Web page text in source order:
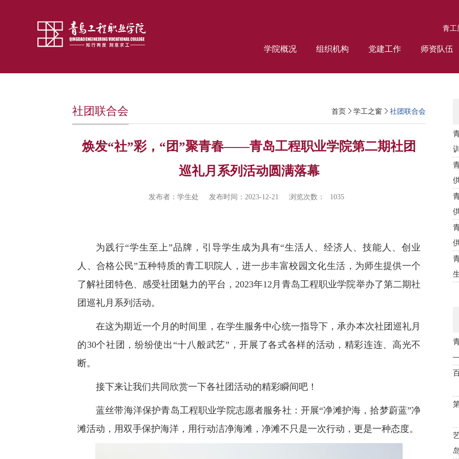
青工
学院概况 组织机构 党建工作 师资队伍
首页 学工之窗 社团联合会
社团联合会
焕发“社”彩，“团”聚青春——青岛工程职业学院第二期社团
巡礼月系列活动圆满落幕
发布者：学生处 发布时间：2023-12-21 浏览次数： 1035
为践行“学生至上”品牌，引导学生成为具有“生活人、经济人、技能人、创业
人、合格公民”五种特质的青工职院人，进一步丰富校园文化生活，为师生提供一个
了解社团特色、感受社团魅力的平台，2023年12月青岛工程职业学院举办了第二期社
团巡礼月系列活动。
在这为期近一个月的时间里，在学生服务中心统一指导下，承办本次社团巡礼月
的30个社团，纷纷使出“十八般武艺”，开展了各式各样的活动，精彩连连、高光不
断。
接下来让我们共同欣赏一下各社团活动的精彩瞬间吧！
蓝丝带海洋保护青岛工程职业学院志愿者服务社：开展“净滩护海，拾梦蔚蓝”净
滩活动，用双手保护海洋，用行动洁净海滩，净滩不只是一次行动，更是一种态度。